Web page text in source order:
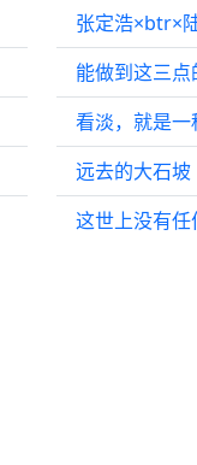
张定浩×btr×
能做到这三
看淡，就是一
远去的大石坡